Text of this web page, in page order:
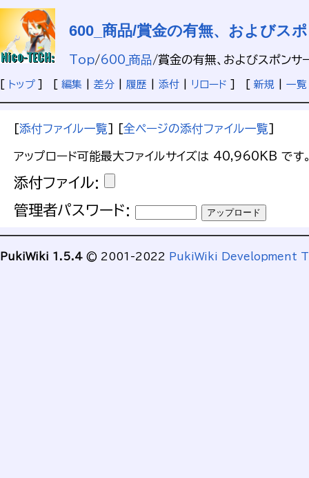
600_商品/賞金の有無、およびス
Top/600_商品/賞金の有無、およびスポンサ
トップ] [ 編集 差分 履歴 添付 リロード 新規 一覧
[添付ファイル一覧] [全ページの添付ファイル一覧]
アップロード可能最大ファイルサイズは 40,960KB です
添付ファイル:
管理者パスワード:
PukiWiki 1.5.4 © 2001-2022 PukiWiki Development